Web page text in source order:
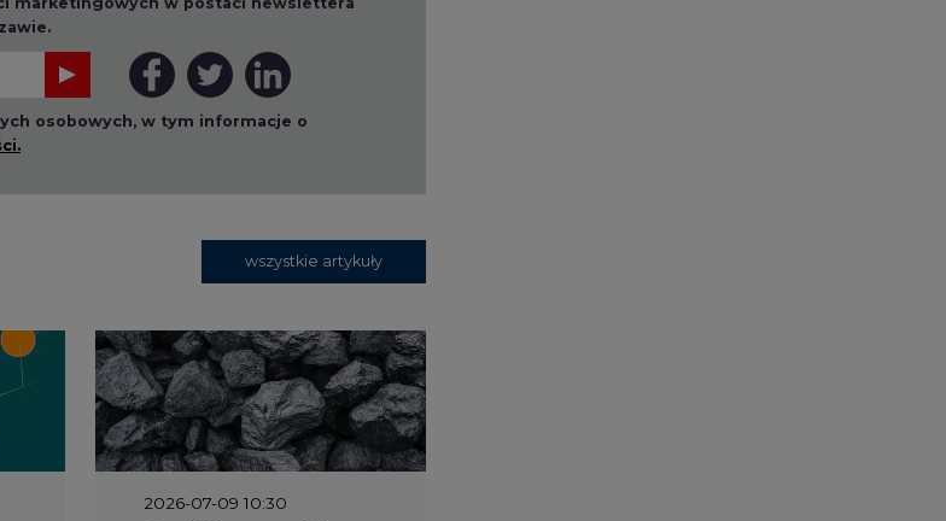
wszystkie artykuły
Opublikowano bilans
zasobów złóż kopalin
w Polsce według
stanu na 31 grudnia
2025 r.